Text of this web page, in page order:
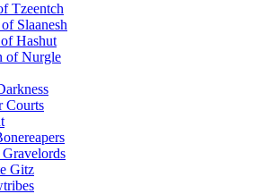
Tzeentch
Slaanesh
Hashut
of Nurgle
Courts
Gitz